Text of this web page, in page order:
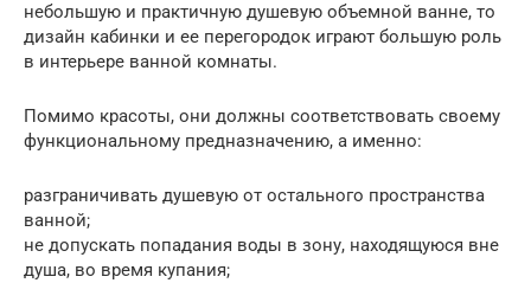
небольшую и практичную душевую объемной ванне, то
дизайн кабинки и ее перегородок играют большую роль
в интерьере ванной комнаты.
Помимо красоты, они должны соответствовать своему
функциональному предназначению, а именно:
разграничивать душевую от остального пространства
ванной;
не допускать попадания воды в зону, находящуюся вне
душа, во время купания;